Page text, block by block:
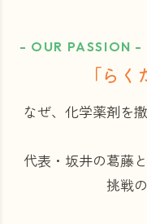
- OUR PASSION -
「ら
なぜ、化学薬剤を
代表・坂井の葛藤
挑戦